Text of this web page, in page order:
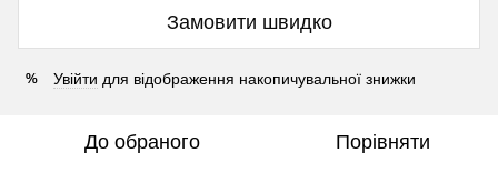
Замовити швидко
% Увійти для відображення накопичувальної знижки
До обраного Порівняти